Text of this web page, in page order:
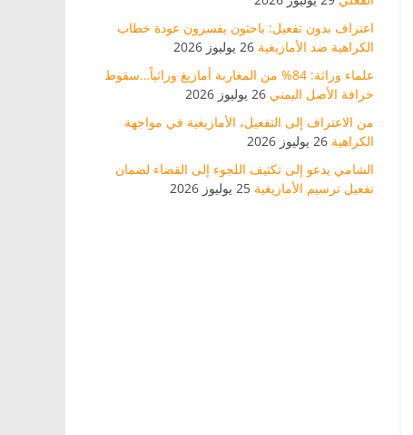
اعتراف بدون تفعيل: باحثون يفسرون عودة خطاب
الكراهية ضد الأمازيغية 26 يوليوز 2026
علماء وراثة: 84% من المغاربة أمازيغ وراثياً…سقوط
خرافة الأصل اليمني 26 يوليوز 2026
من الاعتراف إلى التفعيل، الأمازيغية في مواجهة
الكراهية 26 يوليوز 2026
الشامي يدعو إلى تكثيف اللجوء إلى القضاء لضمان
تفعيل ترسيم الأمازيغية 25 يوليوز 2026